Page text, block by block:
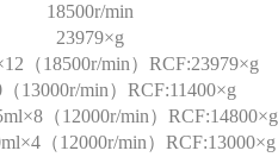
18500r/min
23979×g
（18500r/min）RCF:23979×g
13000r/min）RCF:11400×g
（12000r/min）RCF:14800×g
（12000r/min）RCF:13000×g